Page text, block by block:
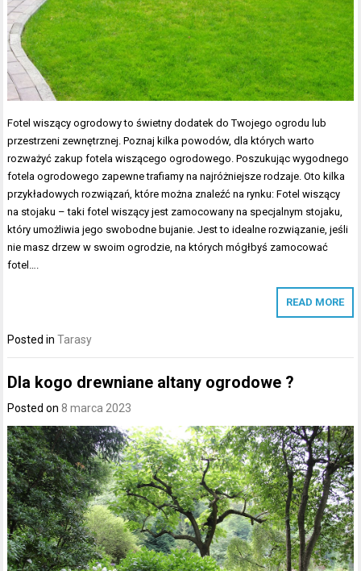
Fotel wiszący ogrodowy to świetny dodatek do Twojego ogrodu lub
przestrzeni zewnętrznej. Poznaj kilka powodów, dla których warto
rozważyć zakup fotela wiszącego ogrodowego. Poszukując wygodnego
fotela ogrodowego zapewne trafiamy na najróżniejsze rodzaje. Oto kilka
przykładowych rozwiązań, które można znaleźć na rynku: Fotel wiszący
na stojaku – taki fotel wiszący jest zamocowany na specjalnym stojaku,
który umożliwia jego swobodne bujanie. Jest to idealne rozwiązanie, jeśli
nie masz drzew w swoim ogrodzie, na których mógłbyś zamocować
fotel….
READ MORE
Posted inTarasy
Dla kogo drewniane altany ogrodowe ?
Posted on 8 marca 2023